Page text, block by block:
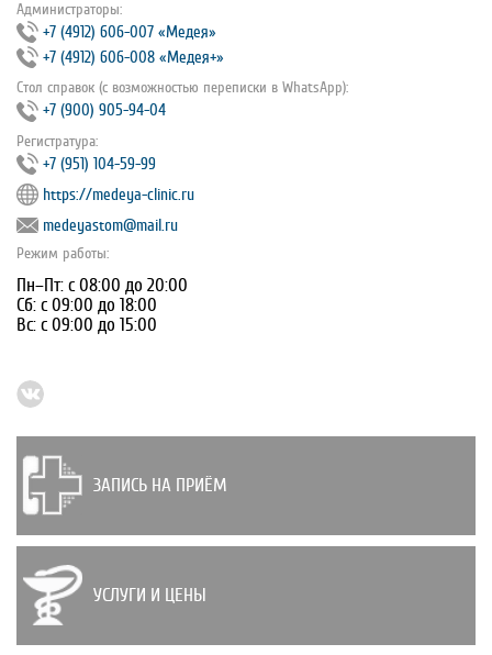
Администраторы:
+7 (4912) 606-007 «Медея»
+7 (4912) 606-008 «Медея+»
Стол справок (с возможностью переписки в WhatsApp):
+7 (900) 905-94-04
Регистратура:
+7 (951) 104-59-99
https://medeya-clinic.ru
medeyastom@mail.ru
Режим работы:
Пн–Пт: с 08:00 до 20:00
Сб: с 09:00 до 18:00
Вс: с 09:00 до 15:00
ЗАПИСЬ НА ПРИЁМ
УСЛУГИ И ЦЕНЫ